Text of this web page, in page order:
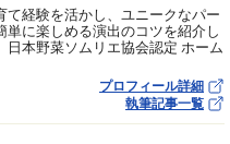
て経験を活かし、ユニークなパー
単に楽しめる演出のコツを紹介し
日本野菜ソムリエ協会認定 ホーム
プロフィール詳細
執筆記事一覧